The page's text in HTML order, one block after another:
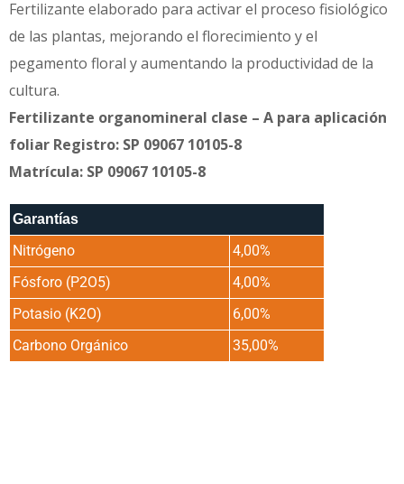
Fertilizante elaborado para activar el proceso fisiológico
de las plantas, mejorando el florecimiento y el
pegamento floral y aumentando la productividad de la
cultura.
Fertilizante organomineral clase – A para aplicación
foliar Registro: SP 09067 10105-8
Matrícula: SP 09067 10105-8
Garantías
Nitrógeno
4,00%
Fósforo (P2O5)
4,00%
Potasio (K2O)
6,00%
Carbono Orgánico
35,00%